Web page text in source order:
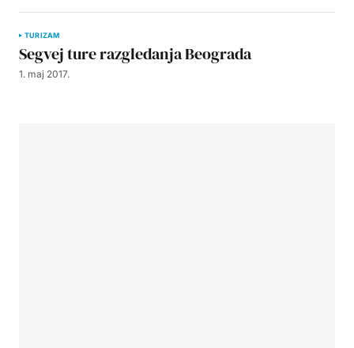
TURIZAM
Segvej ture razgledanja Beograda
1. maj 2017.